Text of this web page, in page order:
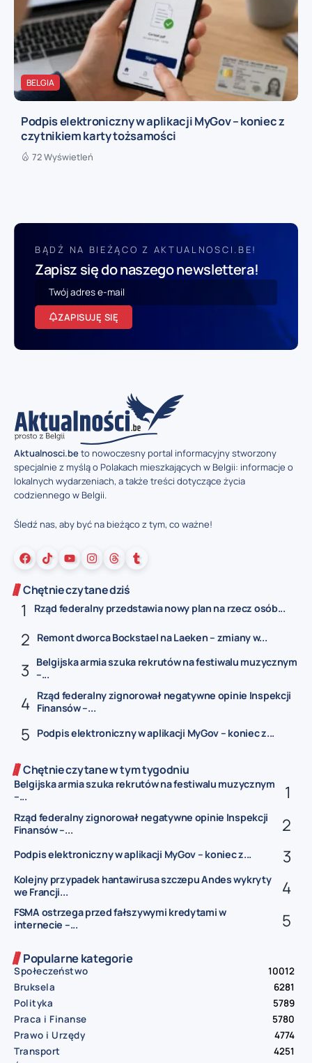
BELGIA
Podpis elektroniczny w aplikacji MyGov – koniec z
czytnikiem karty tożsamości
72 Wyświetleń
BĄDŹ NA BIEŻĄCO Z AKTUALNOSCI.BE!
Zapisz się do naszego newslettera!
ZAPISUJĘ SIĘ
Aktualnosci.beto nowoczesny portal informacyjny stworzony
specjalnie z myślą o Polakach mieszkających w Belgii: informacje o
lokalnych wydarzeniach, a także treści dotyczące życia
codziennego w Belgii.
Śledź nas, aby być na bieżąco z tym, co ważne!
Chętnie czytane dziś
Rząd federalny przedstawia nowy plan na rzecz osób...
Remont dworca Bockstael na Laeken – zmiany w...
Belgijska armia szuka rekrutów na festiwalu muzycznym
–...
Rząd federalny zignorował negatywne opinie Inspekcji
Finansów –...
Podpis elektroniczny w aplikacji MyGov – koniec z...
Chętnie czytane w tym tygodniu
Belgijska armia szuka rekrutów na festiwalu muzycznym
–...
Rząd federalny zignorował negatywne opinie Inspekcji
Finansów –...
Podpis elektroniczny w aplikacji MyGov – koniec z...
Kolejny przypadek hantawirusa szczepu Andes wykryty
we Francji...
FSMA ostrzega przed fałszywymi kredytami w
internecie –...
Popularne kategorie
Społeczeństwo
10012
Bruksela
6281
Polityka
5789
Praca i Finanse
5780
Prawo i Urzędy
4774
Transport
4251